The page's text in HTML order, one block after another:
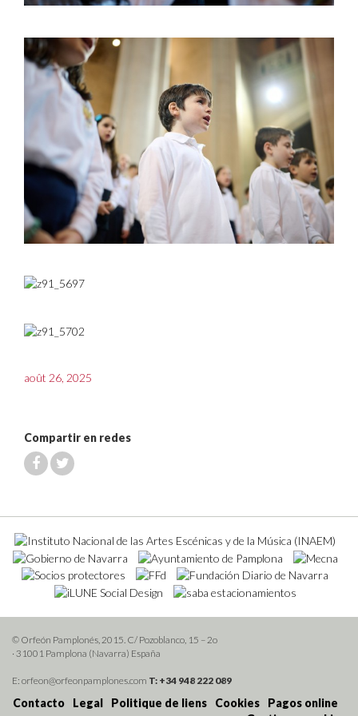
août 26, 2025
Compartir en redes
© Orfeón Pamplonés, 2015. C/ Pozoblanco, 15 – 2o
· 31001 Pamplona (Navarra) España
E: orfeon@orfeonpamplones.com T: +34 948 222 089
Contacto Legal Politique de liens Cookies
Pagos online